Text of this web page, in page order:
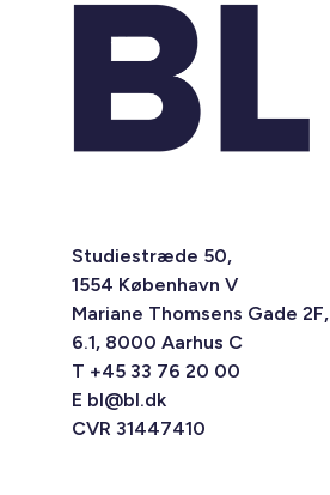
Studiestræde 50,
1554 København V
Mariane Thomsens Gade 2F,
6.1, 8000 Aarhus C
T +45 33 76 20 00
E bl@bl.dk
CVR 31447410